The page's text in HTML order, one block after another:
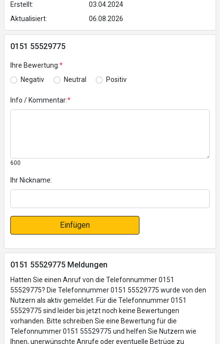
Erstellt:
03.04.2024
Aktualisiert:
06.08.2026
0151 55529775
Ihre Bewertung:*
Negativ
Neutral Positiv
Info / Kommentar:*
600
Ihr Nickname:
Einfügen
0151 55529775 Meldungen
Hatten Sie einen Anruf von die Telefonnummer 0151
55529775? Die Telefonnummer 0151 55529775 wurde von den
Nutzern als aktiv gemeldet. Für die Telefonnummer 0151
55529775 sind leider bis jetzt noch keine Bewertungen
vorhanden. Bitte schreiben Sie eine Bewertung für die
Telefonnummer 0151 55529775 und helfen Sie Nutzern wie
Ihnen, unerwünschte Anrufe oder eventuelle Betrüge zu